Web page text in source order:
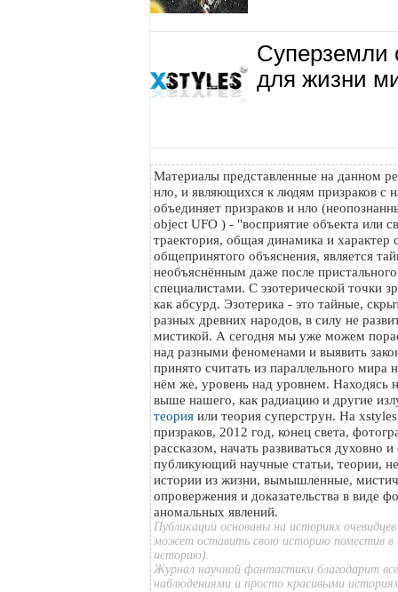
Суперземли
для жизни
Материалы представленные на данном
нло, и являющихся к людям призраков с
объединяет призраков и нло
object UFO ) - "восприятие объекта или
траектория, общая динамика и характер
общепринятого объяснения, является
необъяснённым даже после
специалистами. С эзотерической точки
как абсурд. Эзотерика - это тайные,
разных древних народов, в силу не
мистикой. А сегодня мы уже можем
над разными феноменами и выявить
принято считать из параллельного мира
нём же, уровень над уровнем. Находясь
выше нашего, как радиацию и другие
теория или теория суперструн. На
призраков, 2012 год, конец света,
рассказом, начать развиваться духовно
публикующий научные статьи, теории,
истории из жизни, вымышленные,
опровержения и доказательства в виде
аномальных явлений.
Публикации основаны на историях
может оставить свою историю поместив в
историю).
Журнал научной фантастики благодарит
наблюдениями и просто красивыми